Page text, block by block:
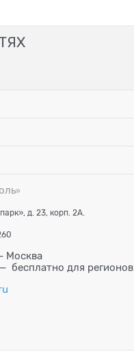
»
д. 23, корп. 2А.
Москва
— бесплатно для регионов